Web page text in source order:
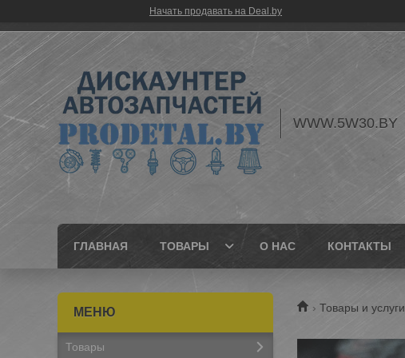
Начать продавать на Deal.by
WWW.5W30.BY
ГЛАВНАЯ ТОВАРЫ О НАС КОНТАКТЫ
Товары и услуги
Товары